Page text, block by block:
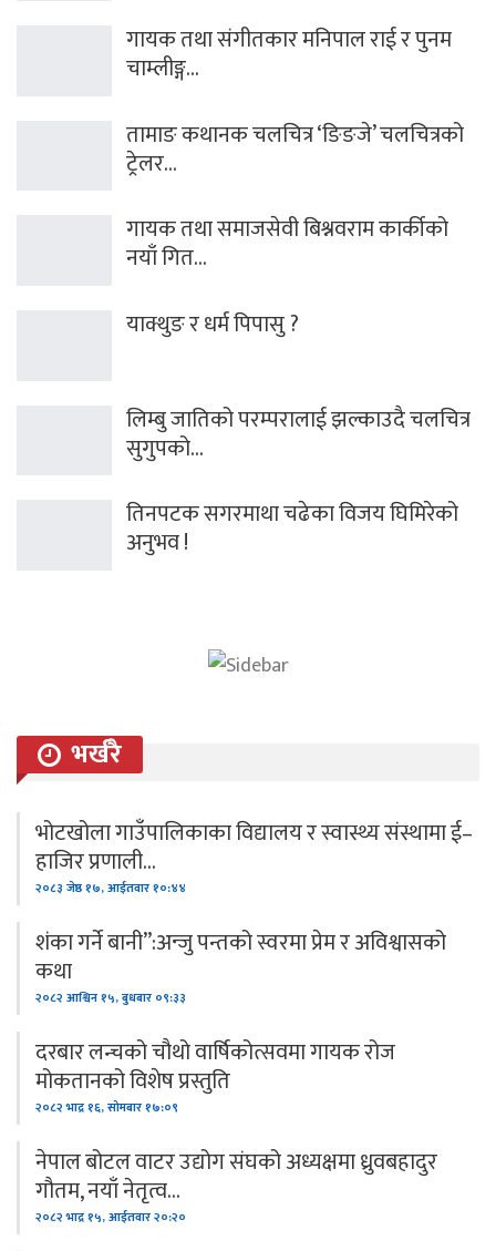
गायक तथा संगीतकार मनिपाल राई र पुनम
चाम्लीङ्ग…
तामाङ कथानक चलचित्र ‘ङिङजे’ चलचित्रको
ट्रेलर…
गायक तथा समाजसेवी बिश्नवराम कार्कीको
नयाँ गित…
याक्थुङ र धर्म पिपासु ?
लिम्बु जातिको परम्परालाई झल्काउदै चलचित्र
सुगुपको…
तिनपटक सगरमाथा चढेका विजय घिमिरेको
अनुभव !
भर्खरै
भोटखोला गाउँपालिकाका विद्यालय र स्वास्थ्य संस्थामा ई–
हाजिर प्रणाली…
२०८३ जेष्ठ १७, आईतवार १०:४४
शंका गर्ने बानी”:अन्जु पन्तको स्वरमा प्रेम र अविश्वासको
कथा
२०८२ आश्विन १५, बुधबार ०९:३३
दरबार लन्चको चौथो वार्षिकोत्सवमा गायक रोज
मोकतानको विशेष प्रस्तुति
२०८२ भाद्र १६, सोमबार १७:०९
नेपाल बोटल वाटर उद्योग संघको अध्यक्षमा ध्रुवबहादुर
गौतम, नयाँ नेतृत्व…
२०८२ भाद्र १५, आईतवार २०:२०